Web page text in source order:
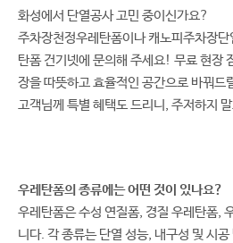
화성에서 단열공사 고민 중이신가요?
주차장천정우레탄폼이나 캐노피주차장
탄폼 건기넷에 문의해 주세요! 무료 현장
장을 따뜻하고 효율적인 공간으로 바꿔드
고객님께 특별 혜택도 드리니, 주저하지
우레탄폼의 종류에는 어떤 것이 있나요?
우레탄폼은 수성 연질폼, 경질 우레탄폼,
니다. 각 종류는 단열 성능, 내구성 및 시